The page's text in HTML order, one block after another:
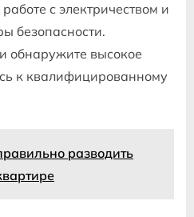
с электричеством и
безопасности.
обнаружите высокое
к квалифицированному
разводить